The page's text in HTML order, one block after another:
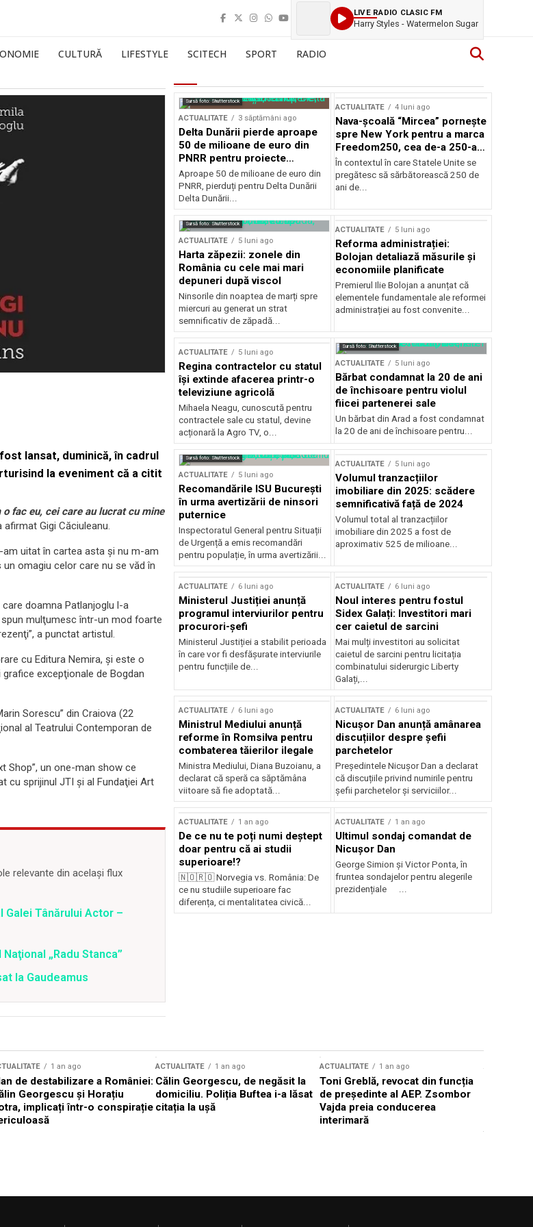
LIVE RADIO CLASIC FM
Harry Styles - Watermelon Sugar
CULTURĂ LIFESTYLE SCITECH SPORT RADIO
lansat, duminică, în cadrul
la eveniment că a citit
fac eu, cei care au lucrat cu mine
afirmat Gigi Căciuleanu.
am uitat în cartea asta şi nu m-am
omagiu celor care nu se văd în
doamna Patlanjoglu l-a
mulţumesc într-un mod foarte
a punctat artistul.
cu Editura Nemira, şi este o
excepţionale de Bogdan
Sorescu” din Craiova (22
al Teatrului Contemporan de
Shop”, un one-man show ce
cu sprijinul JTI şi al Fundaţiei Art
relevante din același flux
Tânărului Actor –
„Radu Stanca”
la Gaudeamus
Sursă foto: Shutterstock
ACTUALITATE 3 săptămâni ago
Delta Dunării pierde aproape
50 de milioane de euro din
PNRR pentru proiecte
esențiale
Aproape 50 de milioane de euro din
PNRR, pierduți pentru Delta Dunării
Delta Dunării...
ACTUALITATE 4 luni ago
Nava-școală “Mircea” pornește
spre New York pentru a marca
Freedom250, cea de-a 250-a
aniversare a Statelor Unite
În contextul în care Statele Unite se
pregătesc să sărbătorească 250 de
ani de...
Sursă foto: Shutterstock
ACTUALITATE 5 luni ago
Harta zăpezii: zonele din
România cu cele mai mari
depuneri după viscol
Ninsorile din noaptea de marți spre
miercuri au generat un strat
semnificativ de zăpadă...
ACTUALITATE 5 luni ago
Reforma administrației:
Bolojan detaliază măsurile și
economiile planificate
Premierul Ilie Bolojan a anunțat că
elementele fundamentale ale reformei
administrației au fost convenite...
ACTUALITATE 5 luni ago
Regina contractelor cu statul
își extinde afacerea printr-o
televiziune agricolă
Mihaela Neagu, cunoscută pentru
contractele sale cu statul, devine
acționară la Agro TV, o...
Sursă foto: Shutterstock
ACTUALITATE 5 luni ago
Bărbat condamnat la 20 de ani
de închisoare pentru violul
fiicei partenerei sale
Un bărbat din Arad a fost condamnat
la 20 de ani de închisoare pentru...
Sursă foto: Shutterstock
ACTUALITATE 5 luni ago
Recomandările ISU București
în urma avertizării de ninsori
puternice
Inspectoratul General pentru Situații
de Urgență a emis recomandări
pentru populație, în urma avertizării...
ACTUALITATE 5 luni ago
Volumul tranzacțiilor
imobiliare din 2025: scădere
semnificativă față de 2024
Volumul total al tranzacțiilor
imobiliare din 2025 a fost de
aproximativ 525 de milioane...
ACTUALITATE 6 luni ago
Ministerul Justiției anunță
programul interviurilor pentru
procurori-șefi
Ministerul Justiției a stabilit perioada
în care vor fi desfășurate interviurile
pentru funcțiile de...
ACTUALITATE 6 luni ago
Noul interes pentru fostul
Sidex Galați: Investitori mari
cer caietul de sarcini
Mai mulți investitori au solicitat
caietul de sarcini pentru licitația
combinatului siderurgic Liberty
Galați,...
ACTUALITATE 6 luni ago
Ministrul Mediului anunță
reforme în Romsilva pentru
combaterea tăierilor ilegale
Ministra Mediului, Diana Buzoianu, a
declarat că speră ca săptămâna
viitoare să fie adoptată...
ACTUALITATE 6 luni ago
Nicușor Dan anunță amânarea
discuțiilor despre șefii
parchetelor
Președintele Nicușor Dan a declarat
că discuțiile privind numirile pentru
șefii parchetelor și serviciilor...
ACTUALITATE 1 an ago
De ce nu te poți numi deștept
doar pentru că ai studii
superioare!?
🇳🇴🇷🇴 Norvegia vs. România: De
ce nu studiile superioare fac
diferența, ci mentalitatea civică...
ACTUALITATE 1 an ago
Ultimul sondaj comandat de
Nicușor Dan
George Simion și Victor Ponta, în
fruntea sondajelor pentru alegerile
prezidențiale ...
1 an ago
de destabilizare a României:
Georgescu și Horațiu
implicați într-o conspirație
ACTUALITATE 1 an ago
Călin Georgescu, de negăsit la
domiciliu. Poliția Buftea i-a lăsat
citația la ușă
ACTUALITATE 1 an ago
Toni Greblă, revocat din funcția
de președinte al AEP. Zsombor
Vajda preia conducerea
interimară